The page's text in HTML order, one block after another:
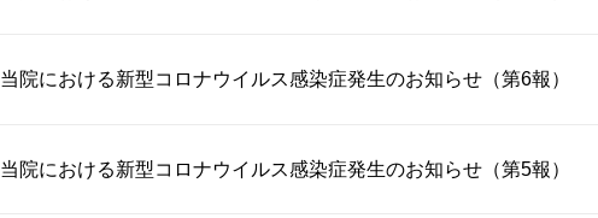
当院における新型コロナウイルス感染症発生のお知らせ（第6報）
当院における新型コロナウイルス感染症発生のお知らせ（第5報）